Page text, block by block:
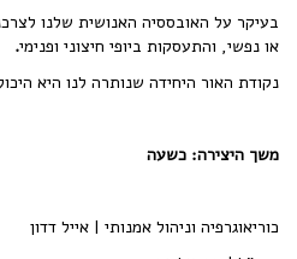
בעיקר על האובססיה האנושית שלנו
או נפשי, והתעסקות ביופי חיצוני ופנימי.
נקודת האור היחידה שנותרה לנו היא
משך היצירה: כשעה
כוריאוגרפיה וניהול אמנותי | אייל דדון